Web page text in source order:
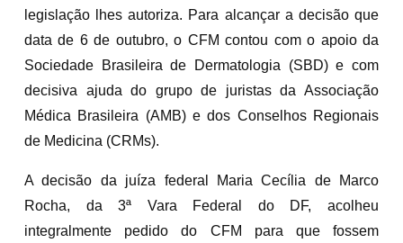
legislação lhes autoriza. Para alcançar a decisão que
data de 6 de outubro, o CFM contou com o apoio da
Sociedade Brasileira de Dermatologia (SBD) e com
decisiva ajuda do grupo de juristas da Associação
Médica Brasileira (AMB) e dos Conselhos Regionais
de Medicina (CRMs).
A decisão da juíza federal Maria Cecília de Marco
Rocha, da 3ª Vara Federal do DF, acolheu
integralmente pedido do CFM para que fossem